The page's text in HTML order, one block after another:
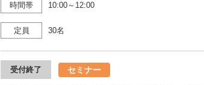
時間帯 10:00～12:00
定員 30名
受付終了 セミナー